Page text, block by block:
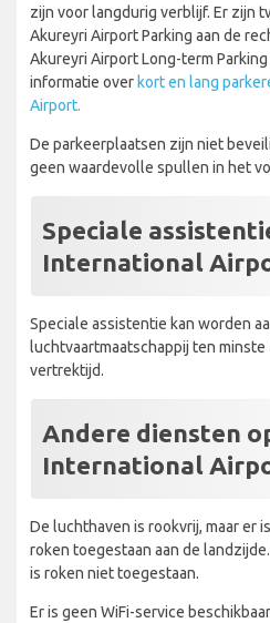
zijn voor langdurig verblijf. Er zijn
Akureyri Airport Parking aan de
Akureyri Airport Long-term
informatie over kort en lang
Airport.
De parkeerplaatsen zijn niet
geen waardevolle spullen in het
Speciale
International
Speciale assistentie kan worden
luchtvaartmaatschappij ten
vertrektijd.
Andere diensten
International
De luchthaven is rookvrij, maar er
roken toegestaan aan de
is roken niet toegestaan.
Er is geen WiFi-service